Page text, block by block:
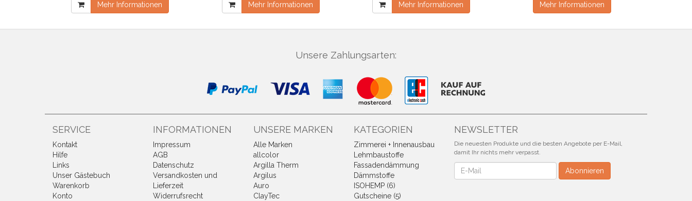
Mehr Informationen Mehr Informationen Mehr Informationen Mehr Informationen
Unsere Zahlungsarten:
SERVICE
Kontakt
Hilfe
Links
Unser Gästebuch
Warenkorb
Konto
INFORMATIONEN
Impressum
AGB
Datenschutz
Versandkosten und
Lieferzeit
Widerrufsrecht
UNSERE MARKEN
Alle Marken
allcolor
Argilla Therm
Argilus
Auro
ClayTec
KATEGORIEN
Zimmerei + Innenausbau
Lehmbaustoffe
Fassadendämmung
Dämmstoffe
ISOHEMP (6)
Gutscheine (5)
NEWSLETTER
Die neuesten Produkte und die besten Angebote per E-Mail,
damit Ihr nichts mehr verpasst.
Newsletter Abonnieren